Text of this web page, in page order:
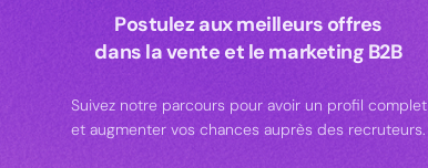
Postulez aux meilleurs offres
dans la vente et le marketing B2B
Suivez notre parcours pour avoir un profil complet
et augmenter vos chances auprès des recruteurs.